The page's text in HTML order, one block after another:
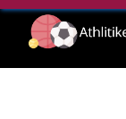
Skip
content